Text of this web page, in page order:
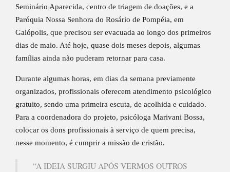
Seminário Aparecida, centro de triagem de doações, e a
Paróquia Nossa Senhora do Rosário de Pompéia, em
Galópolis, que precisou ser evacuada ao longo dos primeiros
dias de maio. Até hoje, quase dois meses depois, algumas
famílias ainda não puderam retornar para casa.
Durante algumas horas, em dias da semana previamente
organizados, profissionais oferecem atendimento psicológico
gratuito, sendo uma primeira escuta, de acolhida e cuidado.
Para a coordenadora do projeto, psicóloga Marivani Bossa,
colocar os dons profissionais à serviço de quem precisa,
nesse momento, é cumprir a missão de cristão.
“A IDEIA SURGIU APÓS VERMOS OUTROS